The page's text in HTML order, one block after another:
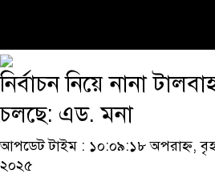
নির্বাচন নিয়ে নানা
চলছে: এড. মনা
আপডেট টাইম : ১০:০৯:১৮ অপরাহ্ন,
২০২৫